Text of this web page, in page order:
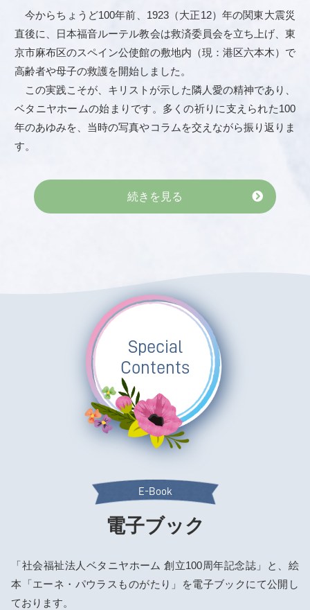
今からちょうど100年前、1923（大正12）年の関東大震災
直後に、日本福音ルーテル教会は救済委員会を立ち上げ、東
京市麻布区のスペイン公使館の敷地内（現：港区六本木）で
高齢者や母子の救護を開始しました。
この実践こそが、キリストが示した隣人愛の精神であり、
ベタニヤホームの始まりです。多くの祈りに支えられた100
年のあゆみを、当時の写真やコラムを交えながら振り返りま
す。
続きを見る
Special
Contents
E-Book
電子ブック
「社会福祉法人ベタニヤホーム 創立100周年記念誌」と、絵
本「エーネ・パウラスものがたり」を電子ブックにて公開し
ております。